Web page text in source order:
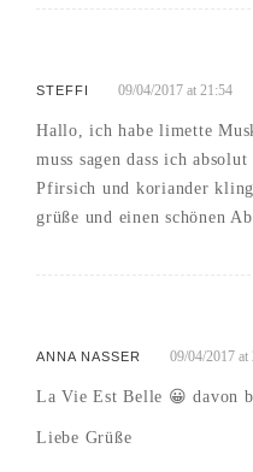
STEFFI 09/04/2017 at 21:54
Hallo, ich habe limette
muss sagen dass ich
Pfirsich und koriander
grüße und einen schönen
ANNA NASSER 09/04/2017 at
La Vie Est Belle 😀 davon
Liebe Grüße